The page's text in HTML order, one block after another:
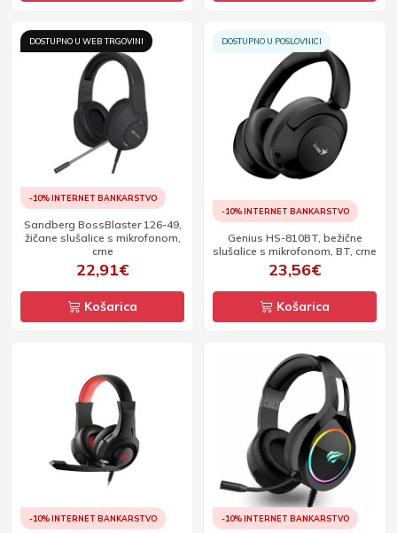
DOSTUPNO U WEB TRGOVINI
-10% INTERNET BANKARSTVO
Sandberg BossBlaster 126-49,
žičane slušalice s mikrofonom,
crne
22,91€
Košarica
DOSTUPNO U POSLOVNICI
-10% INTERNET BANKARSTVO
Genius HS-810BT, bežične
slušalice s mikrofonom, BT, crne
23,56€
Košarica
-10% INTERNET BANKARSTVO -10% INTERNET BANKARSTVO